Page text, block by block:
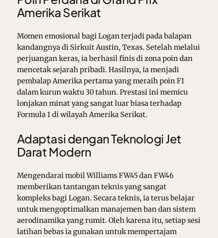
Amerika Serikat
Momen emosional bagi Logan terjadi pada balapan
kandangnya di Sirkuit Austin, Texas. Setelah melalui
perjuangan keras, ia berhasil finis di zona poin dan
mencetak sejarah pribadi. Hasilnya, ia menjadi
pembalap Amerika pertama yang meraih poin F1
dalam kurun waktu 30 tahun. Prestasi ini memicu
lonjakan minat yang sangat luar biasa terhadap
Formula 1 di wilayah Amerika Serikat.
Adaptasi dengan Teknologi Jet
Darat Modern
Mengendarai mobil Williams FW45 dan FW46
memberikan tantangan teknis yang sangat
kompleks bagi Logan. Secara teknis, ia terus belajar
untuk mengoptimalkan manajemen ban dan sistem
aerodinamika yang rumit. Oleh karena itu, setiap sesi
latihan bebas ia gunakan untuk mempertajam